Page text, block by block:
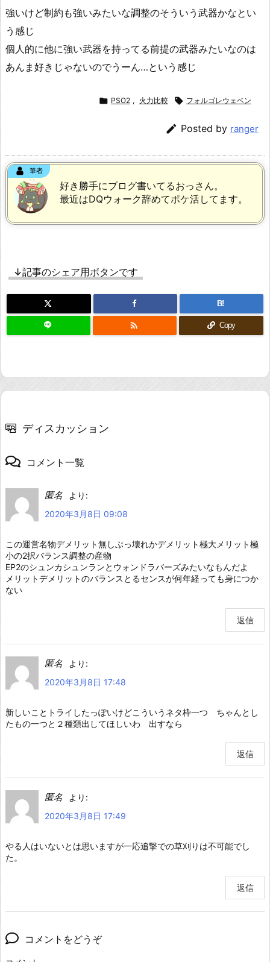
強いけど制約も強いみたいな調整のそういう武器かなとい
う感じ
個人的に他に強い武器を持ってる前提の武器みたいなのは
あんま好きじゃないのでうーん…という感じ
 PSO2 , 火力比較  フォルゴレウェベン
 Posted by ranger
筆者
好き勝手にブログ書いてるおっさん。
最近はDQウォーク辞めてポケ活してます。
↓記事のシェア用ボタンです
B!
 Copy
ディスカッション
コメント一覧
匿名
より:
2020年3月8日 09:08
この運営名物デメリット無しぶっ壊れかデメリット極大メリット極
小の2択バランス調整の産物
EP2のシュンカシュンランとウォンドラバーズみたいなもんだよ
メリットデメリットのバランスとるセンスが何年経っても身につか
ない
返信
匿名
より:
2020年3月8日 17:48
新しいことトライしたっぽいけどこういうネタ枠一つ ちゃんとし
たもの一つと２種類出してほしいわ 出すなら
返信
匿名
より:
2020年3月8日 17:49
やる人はいないとは思いますが一応追撃での草刈りは不可能でし
た。
返信
コメントをどうぞ